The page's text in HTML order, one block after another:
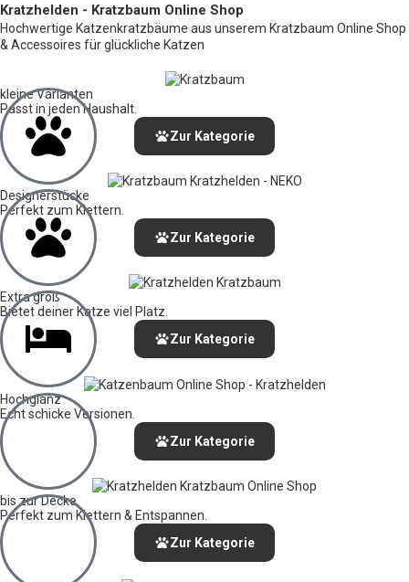
Kratzhelden - Kratzbaum Online Shop
Hochwertige Katzenkratzbäume aus unserem Kratzbaum Online Shop
& Accessoires für glückliche Katzen
kleine Varianten
Passt in jeden Haushalt.
Zur Kategorie
Designerstücke
Perfekt zum Klettern.
Zur Kategorie
Extra groß
Bietet deiner Katze viel Platz.
Zur Kategorie
Hochglanz
Echt schicke Versionen.
Zur Kategorie
bis zur Decke
Perfekt zum Klettern & Entspannen.
Zur Kategorie